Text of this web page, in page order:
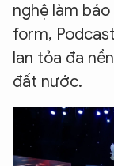
nghệ làm
form,
lan tỏa đa
đất nước.